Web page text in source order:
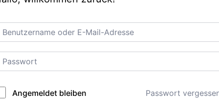
Angemeldet bleiben Passwort